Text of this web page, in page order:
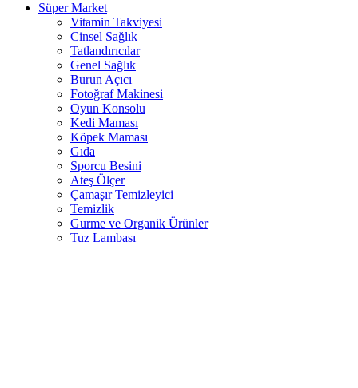
Süper Market
Vitamin Takviyesi
Cinsel Sağlık
Tatlandırıcılar
Genel Sağlık
Burun Açıcı
Fotoğraf Makinesi
Oyun Konsolu
Kedi Maması
Köpek Maması
Gıda
Sporcu Besini
Ateş Ölçer
Çamaşır Temizleyici
Temizlik
Gurme ve Organik Ürünler
Tuz Lambası